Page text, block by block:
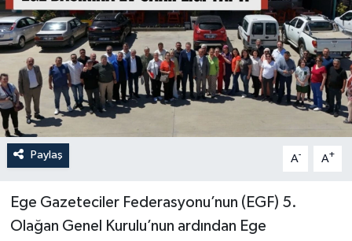
Paylaş A- A+
Ege Gazeteciler Federasyonu’nun (EGF) 5.
Olağan Genel Kurulu’nun ardından Ege